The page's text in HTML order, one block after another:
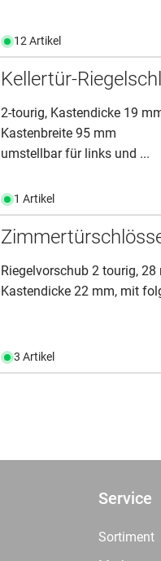
12 Artikel
Kellertür-
2-tourig, Kastendicke 19
Kastenbreite 95 mm
umstellbar für links und ...
1 Artikel
Riegelvorschub 2 tourig,
Kastendicke 22 mm, mit
3 Artikel
Service
Sortiment